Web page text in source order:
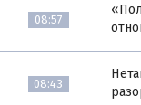
08:57
08:43